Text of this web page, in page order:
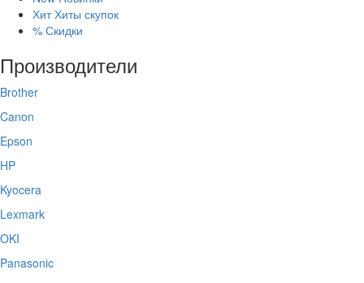
Хит Хиты скупок
% Скидки
Производители
Brother
Canon
Epson
HP
Kyocera
Lexmark
OKI
Panasonic